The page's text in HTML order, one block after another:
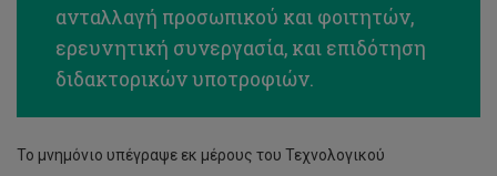
ανταλλαγή προσωπικού και φοιτητών,
ερευνητική συνεργασία, και επιδότηση
διδακτορικών υποτροφιών.
Το μνημόνιο υπέγραψε εκ μέρους του Τεχνολογικού